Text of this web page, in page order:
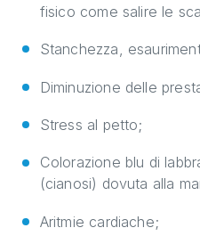
fisico come salire le
Stanchezza,
Diminuzione delle
Stress al petto;
Colorazione blu di
(cianosi) dovuta alla
Aritmie cardiache;